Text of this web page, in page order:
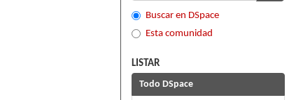
Buscar en DSpace
Esta comunidad
LISTAR
Todo DSpace